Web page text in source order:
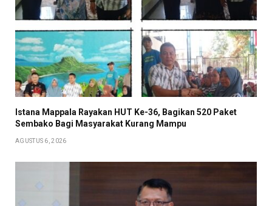
Istana Mappala Rayakan HUT Ke-36, Bagikan 520 Paket
Sembako Bagi Masyarakat Kurang Mampu
AGUSTUS 6, 2026